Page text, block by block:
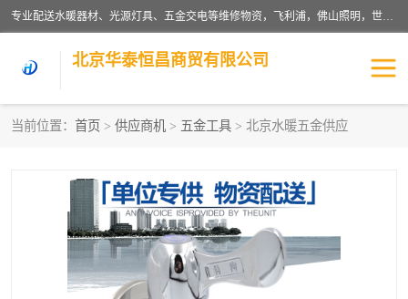
专业配送水暖器材、光源灯具、五金交电等维修物资，飞利浦，佛山照明，世达，博世，九牧，特陶等各产品涉及国内外知名品牌。公司专注与物业、学校、酒店、工厂等单位合作，提供一站式配送服务，降低客户综合成本。依托电子商务改变传统模式，以专业的团队为客户提供24H物资配送到达，货到月结、统一开票，便捷退换等服务，提高了企业的运营效率。
北京华泰恒昌商贸有限公司
当前位置： 首页 > 供应商机 > 五金工具 > 北京水暖五金供应
五金工具 涂料辅材